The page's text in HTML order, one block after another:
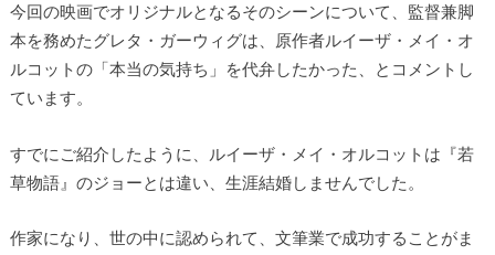
今回の映画でオリジナルとなるそのシーンについて、監督兼脚
本を務めたグレタ・ガーウィグは、原作者ルイーザ・メイ・オ
ルコットの「本当の気持ち」を代弁したかった、とコメントし
ています。
すでにご紹介したように、ルイーザ・メイ・オルコットは『若
草物語』のジョーとは違い、生涯結婚しませんでした。
作家になり、世の中に認められて、文筆業で成功することがま